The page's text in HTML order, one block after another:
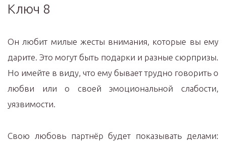
Ключ 8
Он любит милые жесты внимания, которые вы ему
дарите. Это могут быть подарки и разные сюрпризы.
Но имейте в виду, что ему бывает трудно говорить о
любви или о своей эмоциональной слабости,
уязвимости.
Свою любовь партнёр будет показывать делами: